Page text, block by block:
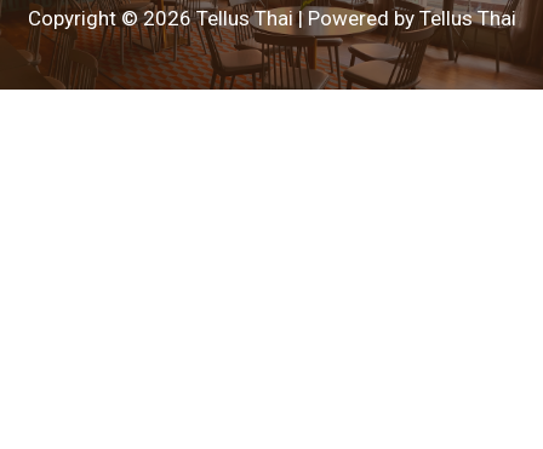
Copyright © 2026 Tellus Thai | Powered by Tellus Thai